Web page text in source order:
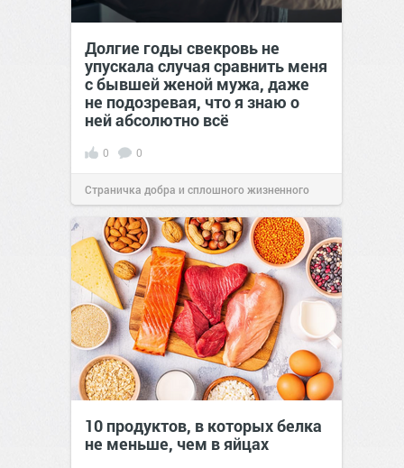
Долгие годы свекровь не
упускала случая сравнить меня
с бывшей женой мужа, даже
не подозревая, что я знаю о
ней абсолютно всё
0 0
Страничка добра и сплошного жизненного
позитива!00:29Сегодня
10 продуктов, в которых белка
не меньше, чем в яйцах